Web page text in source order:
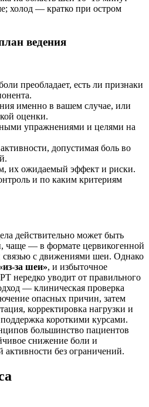
холод — кратко при остром
ведения
преобладает, есть ли признаки
именно в вашем случае, или
оценки.
упражнениями и целями на
допустимая боль во
их ожидаемый эффект и риски.
и по каким критериям
действительно может быть
чаще — в формате цервикогенной
связью с движениями шеи. Однако
за шеи», и избыточное
нередко уводит от правильного
— клиническая проверка
опасных причин, затем
корректировка нагрузки и
короткими курсами.
большинство пациентов
снижение боли и
без ограничений.